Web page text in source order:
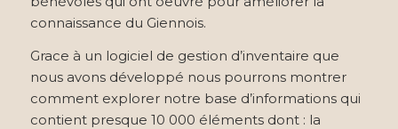
connaissance du Giennois.
Grace à un logiciel de gestion d’inventaire que
nous avons développé nous pourrons montrer
comment explorer notre base d’informations qui
contient presque 10 000 éléments dont : la